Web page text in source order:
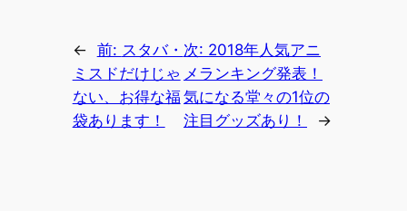
← 前: スタバ・
ミスドだけじゃ
ない、お得な福
袋あります！
次: 2018年人気アニ
メランキング発表！
気になる堂々の1位の
注目グッズあり！
→